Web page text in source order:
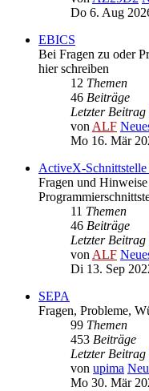
Do 6. Aug
EBICS
Bei Fragen zu oder
hier schreiben
12 Themen
46 Beiträge
Letzter Beitrag
vonALF
Mo 16. Mär
ActiveX-
Fragen und
11 Themen
46 Beiträge
Letzter Beitrag
vonALF
Di 13. Sep
SEPA
Fragen, Probleme,
99 Themen
453 Beiträge
Letzter Beitrag
von upima
Mo 30. Mär